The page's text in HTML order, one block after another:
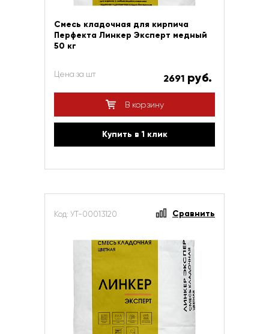
Смесь кладочная для кирпича
Перфекта Линкер Эксперт медный
50 кг
Цена за шт 2691 руб.
В корзину
Купить в 1 клик
Код: УТ-00013120 Сравнить